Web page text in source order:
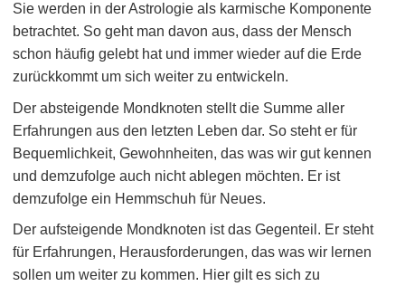
Sie werden in der Astrologie als karmische Komponente
betrachtet. So geht man davon aus, dass der Mensch
schon häufig gelebt hat und immer wieder auf die Erde
zurückkommt um sich weiter zu entwickeln.
Der absteigende Mondknoten stellt die Summe aller
Erfahrungen aus den letzten Leben dar. So steht er für
Bequemlichkeit, Gewohnheiten, das was wir gut kennen
und demzufolge auch nicht ablegen möchten. Er ist
demzufolge ein Hemmschuh für Neues.
Der aufsteigende Mondknoten ist das Gegenteil. Er steht
für Erfahrungen, Herausforderungen, das was wir lernen
sollen um weiter zu kommen. Hier gilt es sich zu